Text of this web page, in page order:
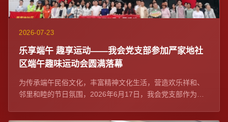
2026-07-23
乐享端午 趣享运动——我会党支部参加严家地社
区端午趣味运动会圆满落幕
为传承端午民俗文化，丰富精神文化生活，营造欢乐祥和、
邻里和睦的节日氛围，2026年6月17日，我会党支部作为社